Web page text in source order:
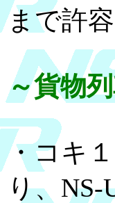
まで許
～貨物
・コキ
り、